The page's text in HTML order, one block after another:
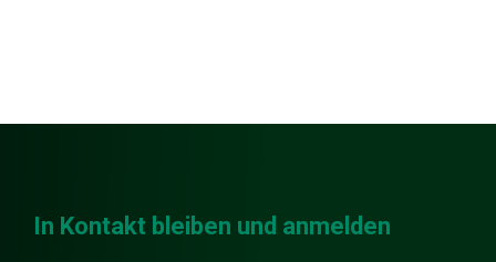
In Kontakt bleiben und anmelden